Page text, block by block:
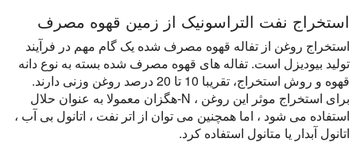
استخراج نفت التراسونیک از زمین قهوه مصرف
استخراج روغن از تفاله قهوه مصرف شده یک گام مهم در فرآیند
تولید بیودیزل است. تفاله های قهوه مصرف شده بسته به نوع دانه
قهوه و روش استخراج، تقریبا 10 تا 20 درصد روغن وزنی دارند.
برای استخراج موثر این روغن ، N-هگزان معمولا به عنوان حلال
استفاده می شود ، اما همچنین می توان از اتر نفت ، اتانول بی آب ،
اتانول آبدار یا متانول استفاده کرد.